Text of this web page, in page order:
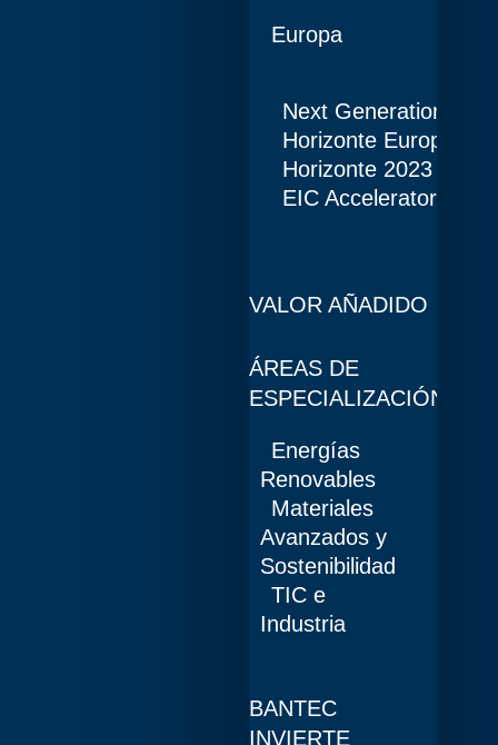
Europa
Next Generation
Horizonte Europa
Horizonte 2023
EIC Accelerator
VALOR AÑADIDO
ÁREAS DE
ESPECIALIZACIÓN
Energías
Renovables
Materiales
Avanzados y
Sostenibilidad
TIC e
Industria
BANTEC
INVIERTE